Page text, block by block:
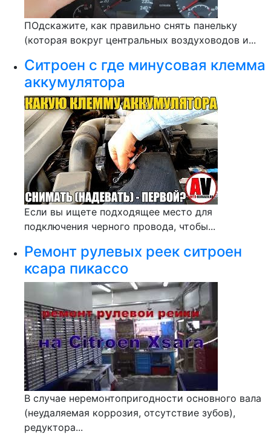
ПОдскажите, как правильно снять панельку
(которая вокруг центральных воздуховодов и...
Ситроен с где минусовая клемма
аккумулятора
Если вы ищете подходящее место для
подключения черного провода, чтобы...
Ремонт рулевых реек ситроен
ксара пикассо
В случае неремонтопригодности основного вала
(неудаляемая коррозия, отсутствие зубов),
редуктора...